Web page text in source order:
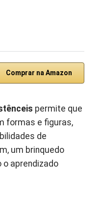
Comprar na Amazon
permite que
formas e figuras,
de
um brinquedo
aprendizado